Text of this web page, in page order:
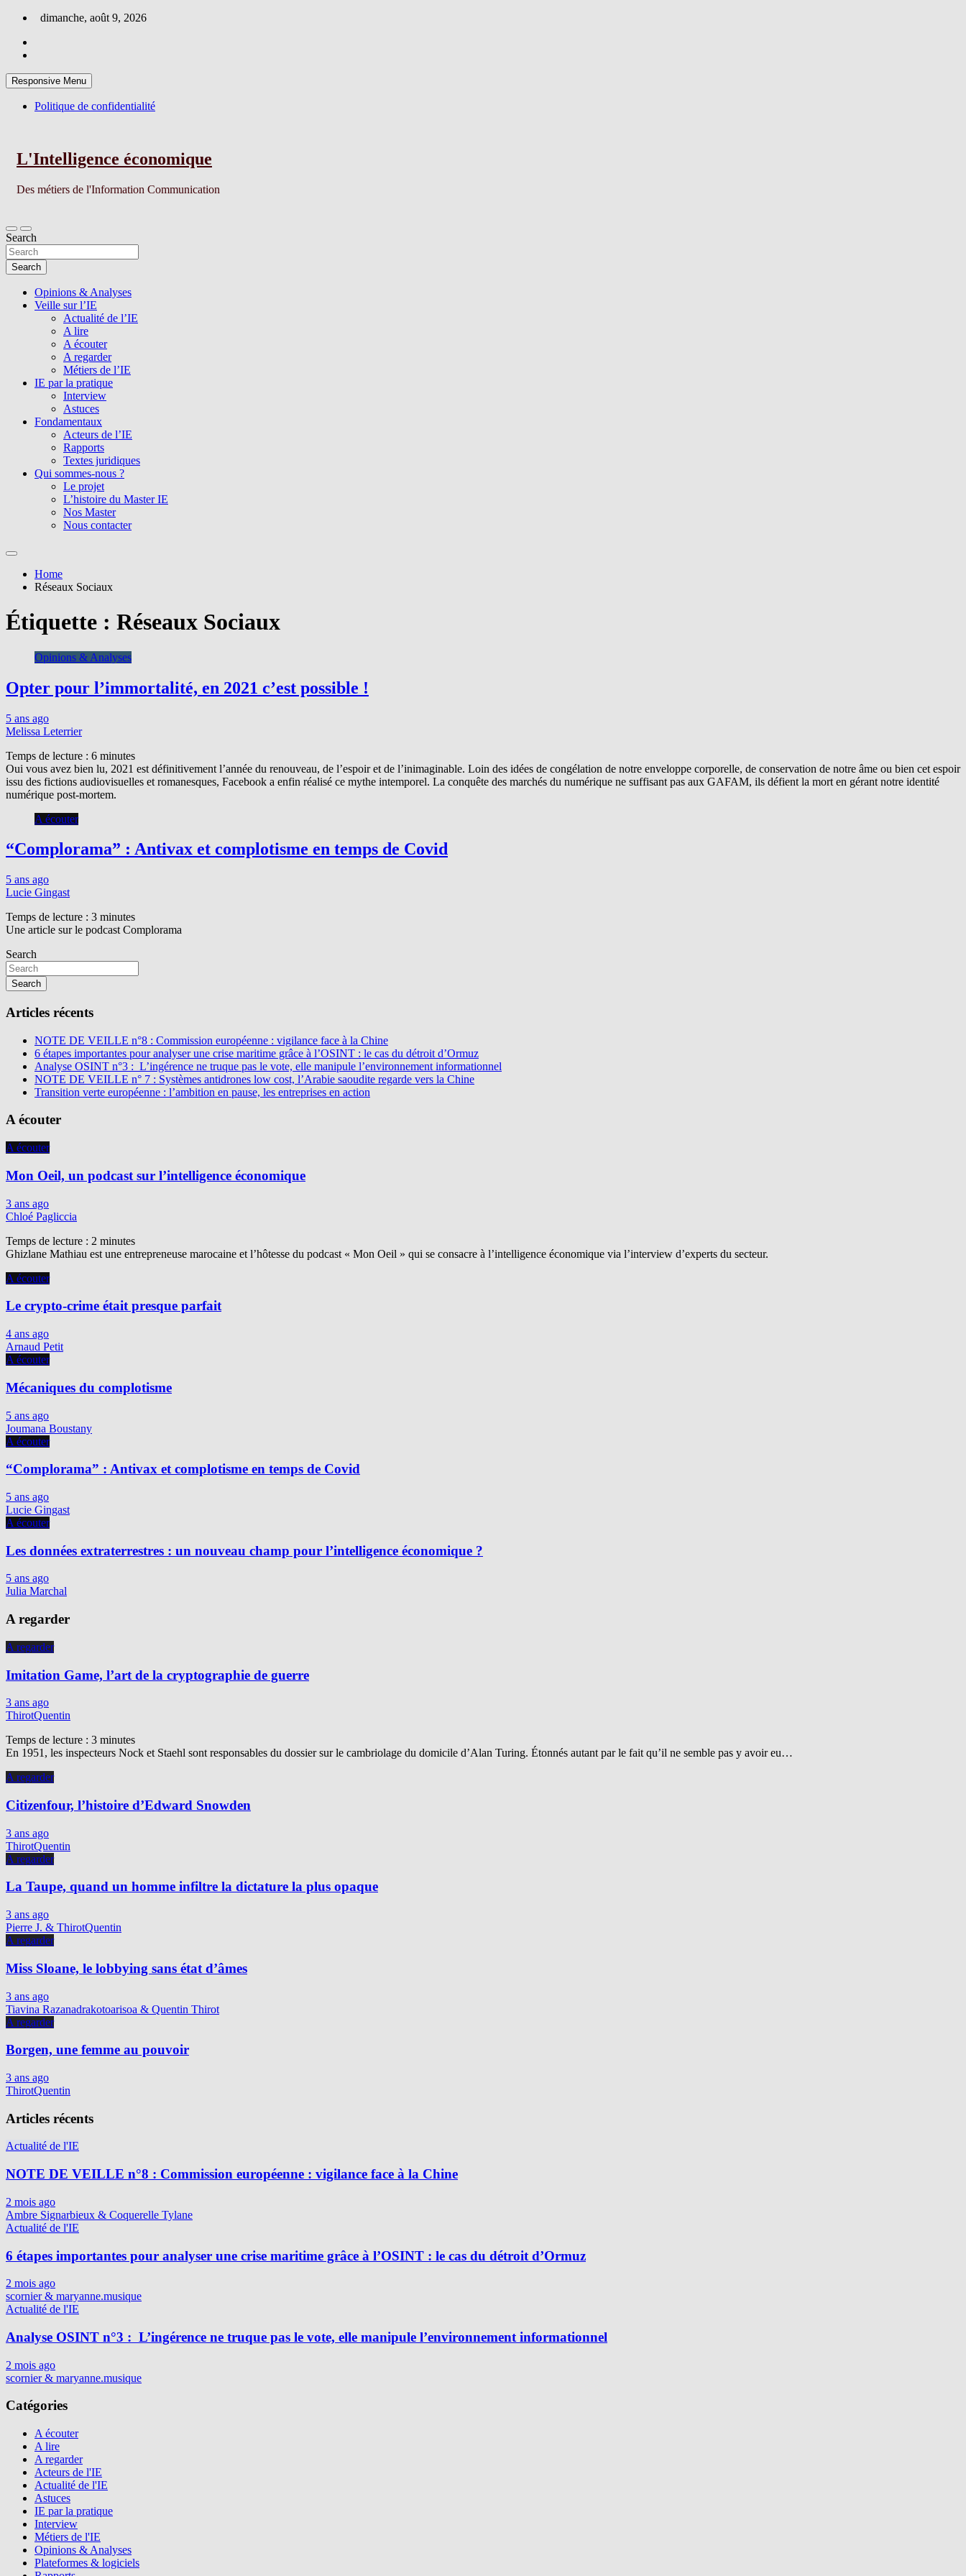
Skip
content
dimanche, août 9, 2026
Responsive Menu
Politique de confidentialité
L'Intelligence économique
Des métiers de l'Information Communication
Search
Search
Opinions & Analyses
Veille sur l’IE
Actualité de l’IE
A lire
A écouter
A regarder
Métiers de l’IE
IE par la pratique
Interview
Astuces
Fondamentaux
Acteurs de l’IE
Rapports
Textes juridiques
Qui sommes-nous ?
Le projet
L’histoire du Master IE
Nos Master
Nous contacter
Home
Réseaux Sociaux
Étiquette : Réseaux Sociaux
Opinions & Analyses
Opter pour l’immortalité, en 2021 c’est possible !
5 ans ago
Melissa Leterrier
Temps de lecture : 6 minutes
Oui vous avez bien lu, 2021 est définitivement l’année du renouveau, de l’espoir et de l’inimaginable. Loin des idées de congélation de notre enveloppe corporelle, de conservation de notre âme ou bien cet espoir
issu des fictions audiovisuelles et romanesques, Facebook a enfin réalisé ce mythe intemporel. La conquête des marchés du numérique ne suffisant pas aux GAFAM, ils défient la mort en gérant notre identité
numérique post-mortem.
A écouter
“Complorama” : Antivax et complotisme en temps de Covid
5 ans ago
Lucie Gingast
Temps de lecture : 3 minutes
Une article sur le podcast Complorama
Search
Search
Articles récents
NOTE DE VEILLE n°8 : Commission européenne : vigilance face à la Chine
6 étapes importantes pour analyser une crise maritime grâce à l’OSINT : le cas du détroit d’Ormuz
Analyse OSINT n°3 : L’ingérence ne truque pas le vote, elle manipule l’environnement informationnel
NOTE DE VEILLE n° 7 : Systèmes antidrones low cost, l’Arabie saoudite regarde vers la Chine
Transition verte européenne : l’ambition en pause, les entreprises en action
A écouter
A écouter
Mon Oeil, un podcast sur l’intelligence économique
3 ans ago
Chloé Pagliccia
Temps de lecture : 2 minutes
Ghizlane Mathiau est une entrepreneuse marocaine et l’hôtesse du podcast « Mon Oeil » qui se consacre à l’intelligence économique via l’interview d’experts du secteur.
A écouter
Le crypto-crime était presque parfait
4 ans ago
Arnaud Petit
A écouter
Mécaniques du complotisme
5 ans ago
Joumana Boustany
A écouter
“Complorama” : Antivax et complotisme en temps de Covid
5 ans ago
Lucie Gingast
A écouter
Les données extraterrestres : un nouveau champ pour l’intelligence économique ?
5 ans ago
Julia Marchal
A regarder
A regarder
Imitation Game, l’art de la cryptographie de guerre
3 ans ago
ThirotQuentin
Temps de lecture : 3 minutes
En 1951, les inspecteurs Nock et Staehl sont responsables du dossier sur le cambriolage du domicile d’Alan Turing. Étonnés autant par le fait qu’il ne semble pas y avoir eu…
A regarder
Citizenfour, l’histoire d’Edward Snowden
3 ans ago
ThirotQuentin
A regarder
La Taupe, quand un homme infiltre la dictature la plus opaque
3 ans ago
Pierre J. & ThirotQuentin
A regarder
Miss Sloane, le lobbying sans état d’âmes
3 ans ago
Tiavina Razanadrakotoarisoa & Quentin Thirot
A regarder
Borgen, une femme au pouvoir
3 ans ago
ThirotQuentin
Articles récents
Actualité de l'IE
NOTE DE VEILLE n°8 : Commission européenne : vigilance face à la Chine
2 mois ago
Ambre Signarbieux & Coquerelle Tylane
Actualité de l'IE
6 étapes importantes pour analyser une crise maritime grâce à l’OSINT : le cas du détroit d’Ormuz
2 mois ago
scornier & maryanne.musique
Actualité de l'IE
Analyse OSINT n°3 : L’ingérence ne truque pas le vote, elle manipule l’environnement informationnel
2 mois ago
scornier & maryanne.musique
Catégories
A écouter
A lire
A regarder
Acteurs de l'IE
Actualité de l'IE
Astuces
IE par la pratique
Interview
Métiers de l'IE
Opinions & Analyses
Plateformes & logiciels